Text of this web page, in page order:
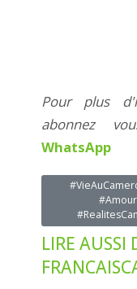
Pour plus
abonnez
WhatsApp
LIRE AUSSI